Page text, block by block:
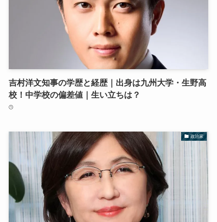
吉村洋文知事の学歴と経歴｜出身は九州大学・生野高
校！中学校の偏差値｜生い立ちは？
政治家